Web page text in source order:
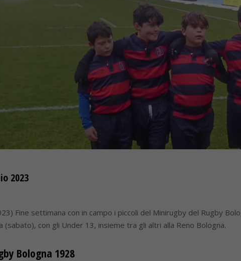
2023
Fine settimana con in campo i piccoli del Minirugby del Rugby
(sabato), con gli Under 13, insieme tra gli altri alla Reno Bologna.
Bologna 1928